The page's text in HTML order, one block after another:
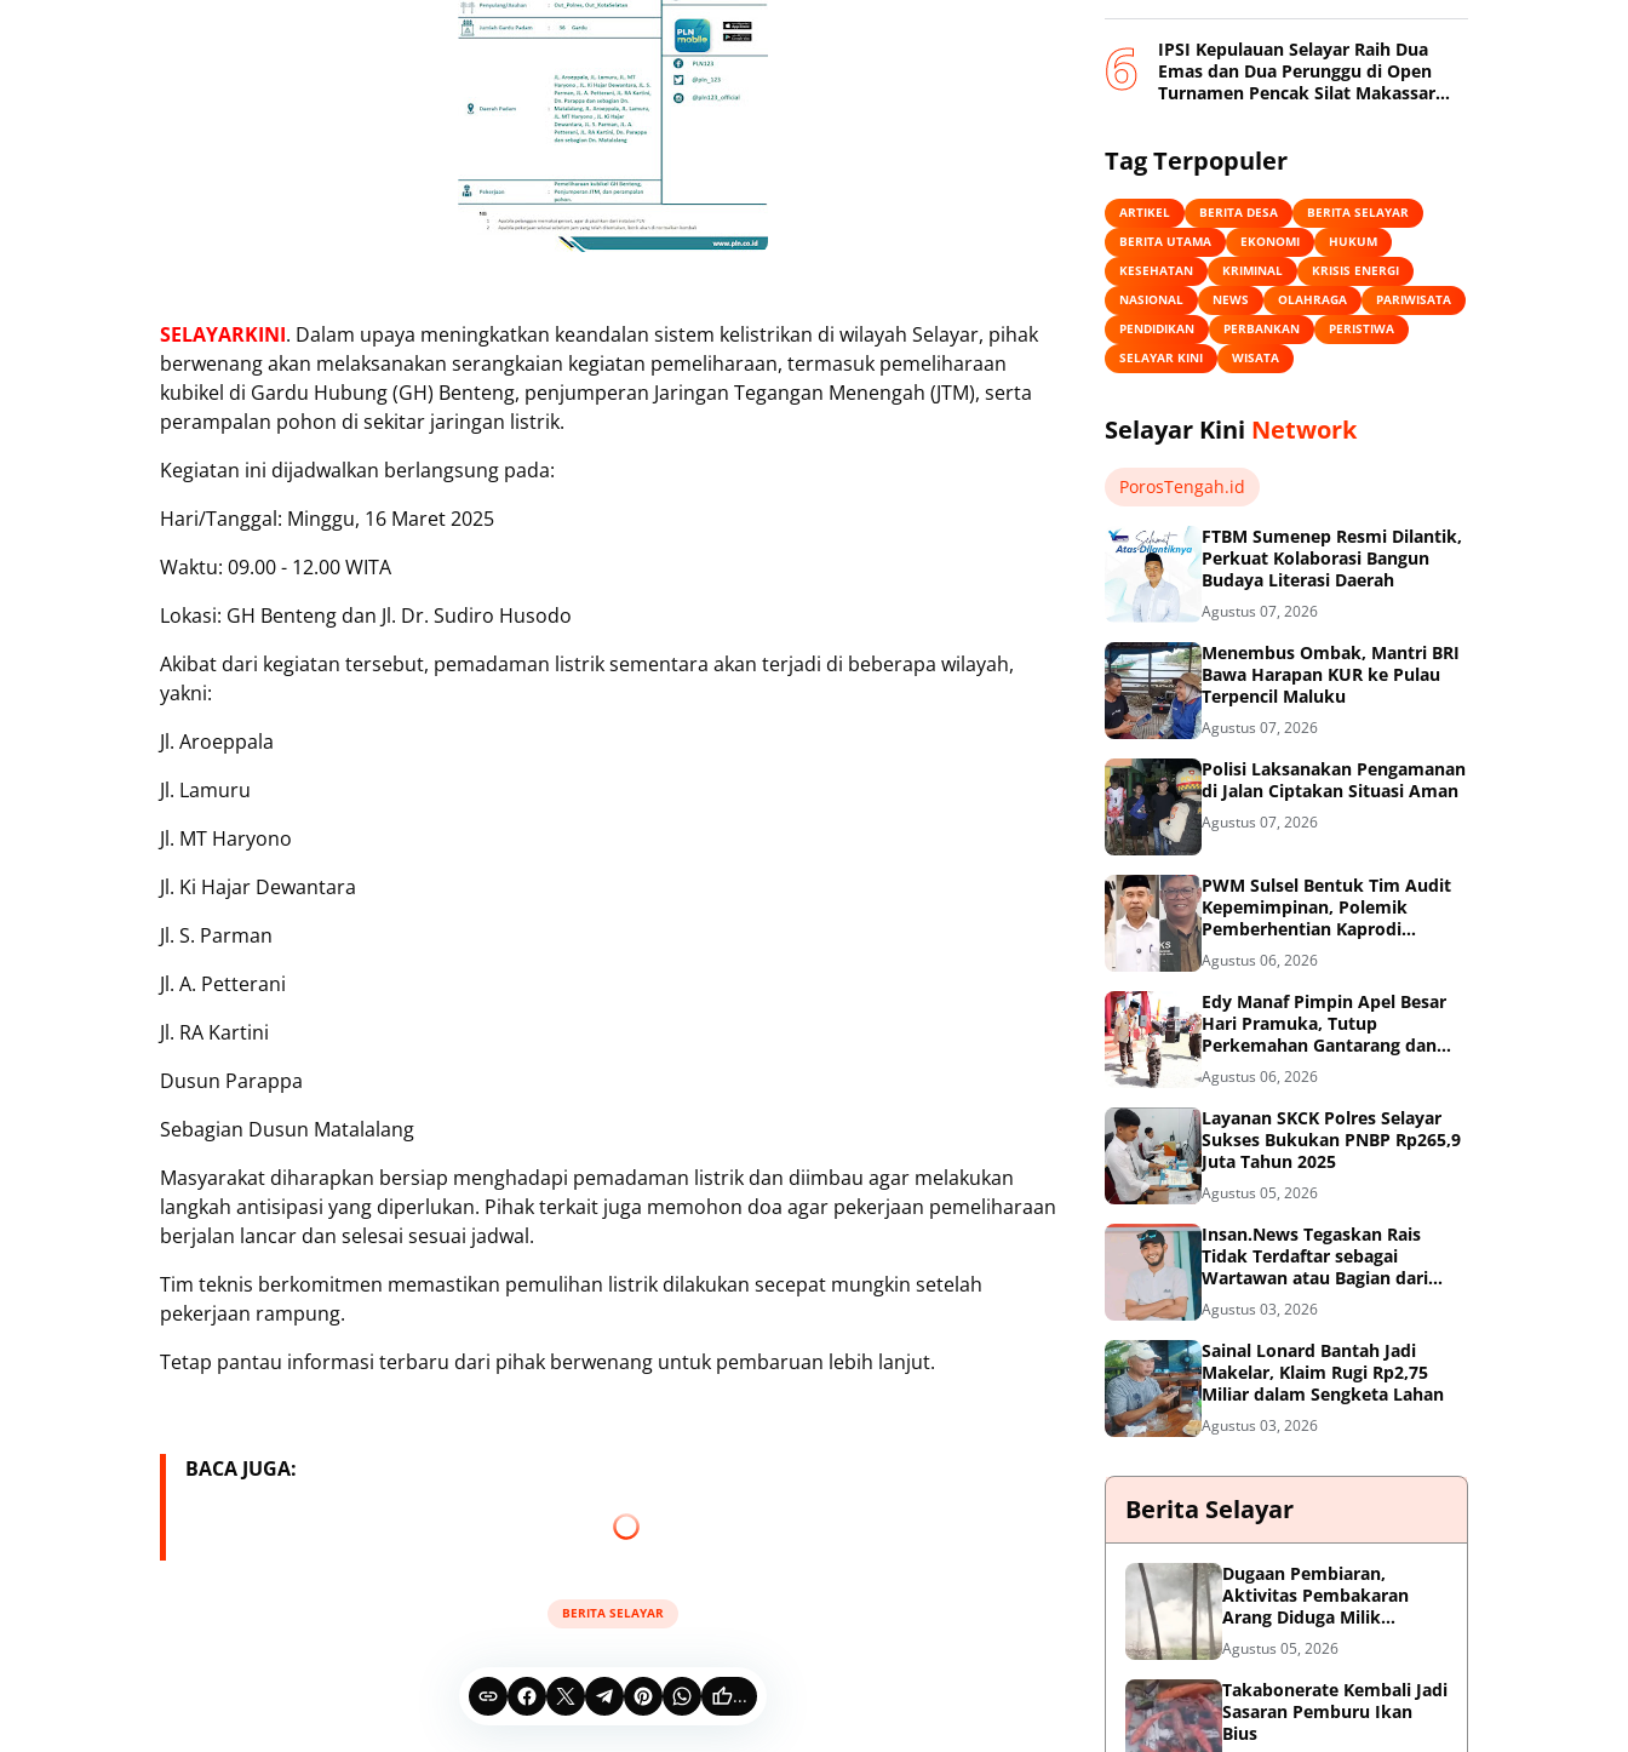
SELAYARKINI. Dalam upaya meningkatkan keandalan sistem kelistrikan di wilayah Selayar, pihak
berwenang akan melaksanakan serangkaian kegiatan pemeliharaan, termasuk pemeliharaan
kubikel di Gardu Hubung (GH) Benteng, penjumperan Jaringan Tegangan Menengah (JTM), serta
perampalan pohon di sekitar jaringan listrik.
Kegiatan ini dijadwalkan berlangsung pada:
Hari/Tanggal: Minggu, 16 Maret 2025
Waktu: 09.00 - 12.00 WITA
Lokasi: GH Benteng dan Jl. Dr. Sudiro Husodo
Akibat dari kegiatan tersebut, pemadaman listrik sementara akan terjadi di beberapa wilayah,
yakni:
Jl. Aroeppala
Jl. Lamuru
Jl. MT Haryono
Jl. Ki Hajar Dewantara
Jl. S. Parman
Jl. A. Petterani
Jl. RA Kartini
Dusun Parappa
Sebagian Dusun Matalalang
Masyarakat diharapkan bersiap menghadapi pemadaman listrik dan diimbau agar melakukan
langkah antisipasi yang diperlukan. Pihak terkait juga memohon doa agar pekerjaan pemeliharaan
berjalan lancar dan selesai sesuai jadwal.
Tim teknis berkomitmen memastikan pemulihan listrik dilakukan secepat mungkin setelah
pekerjaan rampung.
Tetap pantau informasi terbaru dari pihak berwenang untuk pembaruan lebih lanjut.
BACA JUGA:
BERITA SELAYAR
...
IPSI Kepulauan Selayar Raih Dua
Emas dan Dua Perunggu di Open
Turnamen Pencak Silat Makassar
Tag Terpopuler
ARTIKEL BERITA DESA
BERITA SELAYAR
BERITA UTAMA
EKONOMI
HUKUM
KESEHATAN
KRIMINAL
KRISIS ENERGI
NASIONAL
NEWS OLAHRAGA
PARIWISATA
PENDIDIKAN
PERBANKAN
PERISTIWA
SELAYAR KINI
WISATA
Selayar Kini Network
PorosTengah.id
FTBM Sumenep Resmi Dilantik,
Perkuat Kolaborasi Bangun
Budaya Literasi Daerah
Agustus 07, 2026
Menembus Ombak, Mantri BRI
Bawa Harapan KUR ke Pulau
Terpencil Maluku
Agustus 07, 2026
Polisi Laksanakan Pengamanan
di Jalan Ciptakan Situasi Aman
Agustus 07, 2026
PWM Sulsel Bentuk Tim Audit
Kepemimpinan, Polemik
Pemberhentian Kaprodi
Unmuh Barru Masuk Tahap
Penyelidikan
Agustus 06, 2026
Edy Manaf Pimpin Apel Besar
Hari Pramuka, Tutup
Perkemahan Gantarang dan
Lepas Kontingen Jamnas XII
2026
Agustus 06, 2026
Layanan SKCK Polres Selayar
Sukses Bukukan PNBP Rp265,9
Juta Tahun 2025
Agustus 05, 2026
Insan.News Tegaskan Rais
Tidak Terdaftar sebagai
Wartawan atau Bagian dari
Redaksi
Agustus 03, 2026
Sainal Lonard Bantah Jadi
Makelar, Klaim Rugi Rp2,75
Miliar dalam Sengketa Lahan
Agustus 03, 2026
Berita Selayar
Dugaan Pembiaran,
Aktivitas Pembakaran
Arang Diduga Milik
Oknum Satpol PP Kembali
Beroperasi
Agustus 05, 2026
Takabonerate Kembali Jadi
Sasaran Pemburu Ikan
Bius